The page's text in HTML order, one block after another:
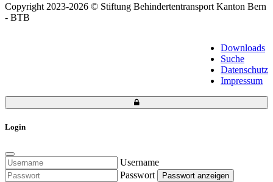
Copyright 2023-2026 © Stiftung Behindertentransport Kanton Bern
- BTB
Downloads
Suche
Datenschutz
Impressum
Login
Username
Passwort
Passwort anzeigen